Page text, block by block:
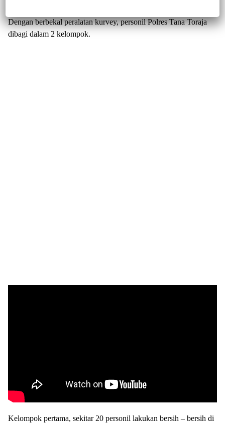
Dengan berbekal peralatan kurvey, personil Polres Tana Toraja
dibagi dalam 2 kelompok.
Kelompok pertama, sekitar 20 personil lakukan bersih – bersih di